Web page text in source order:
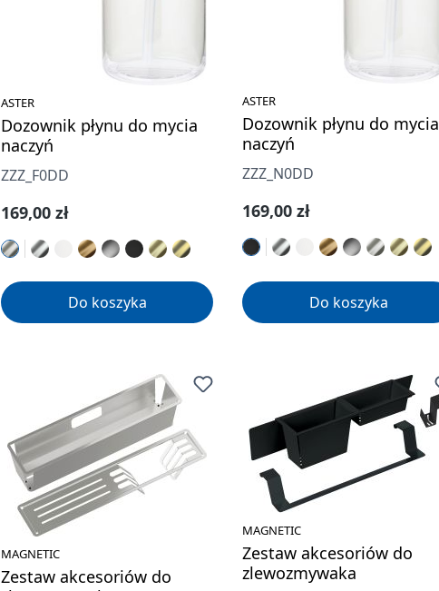
ASTER
Dozownik płynu do mycia
naczyń
ZZZ_F0DD
Cena regularna:
169,00 zł
Do koszyka
ASTER
Dozownik płynu do mycia
naczyń
ZZZ_N0DD
Cena regularna:
169,00 zł
Do koszyka
MAGNETIC
Zestaw akcesoriów do
MAGNETIC
Zestaw akcesoriów do
zlewozmywaka